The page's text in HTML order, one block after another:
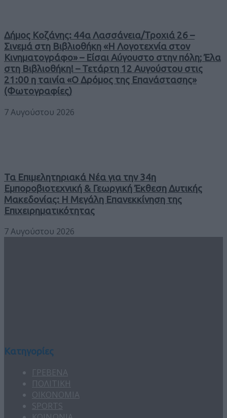
Δήμος Κοζάνης: 44α Λασσάνεια/Τροχιά 26 –
Σινεμά στη Βιβλιοθήκη «Η Λογοτεχνία στον
Κινηματογράφο» – Είσαι Αύγουστο στην πόλη; Έλα
στη Βιβλιοθήκη! – Τετάρτη 12 Αυγούστου στις
21:00 η ταινία «Ο Δρόμος της Επανάστασης»
(Φωτογραφίες)
7 Αυγούστου 2026
Τα Επιμελητηριακά Νέα για την 34η
Εμποροβιοτεχνική & Γεωργική Έκθεση Δυτικής
Μακεδονίας: Η Μεγάλη Επανεκκίνηση της
Επιχειρηματικότητας
7 Αυγούστου 2026
Κατηγορίες
ΓΡΕΒΕΝΑ
ΠΟΛΙΤΙΚΗ
ΟΙΚΟΝΟΜΙΑ
SPORTS